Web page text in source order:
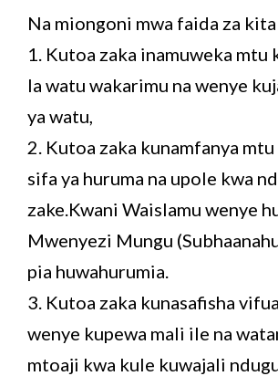
Na miongoni mwa faida za
1. Kutoa zaka inamuweka mtu
la watu wakarimu na wenye
ya watu,
2. Kutoa zaka kunamfanya
sifa ya huruma na upole kwa
zake.Kwani Waislamu wenye
Mwenyezi Mungu
pia huwahurumia.
3. Kutoa zaka kunasafisha
wenye kupewa mali ile na
mtoaji kwa kule kuwajali